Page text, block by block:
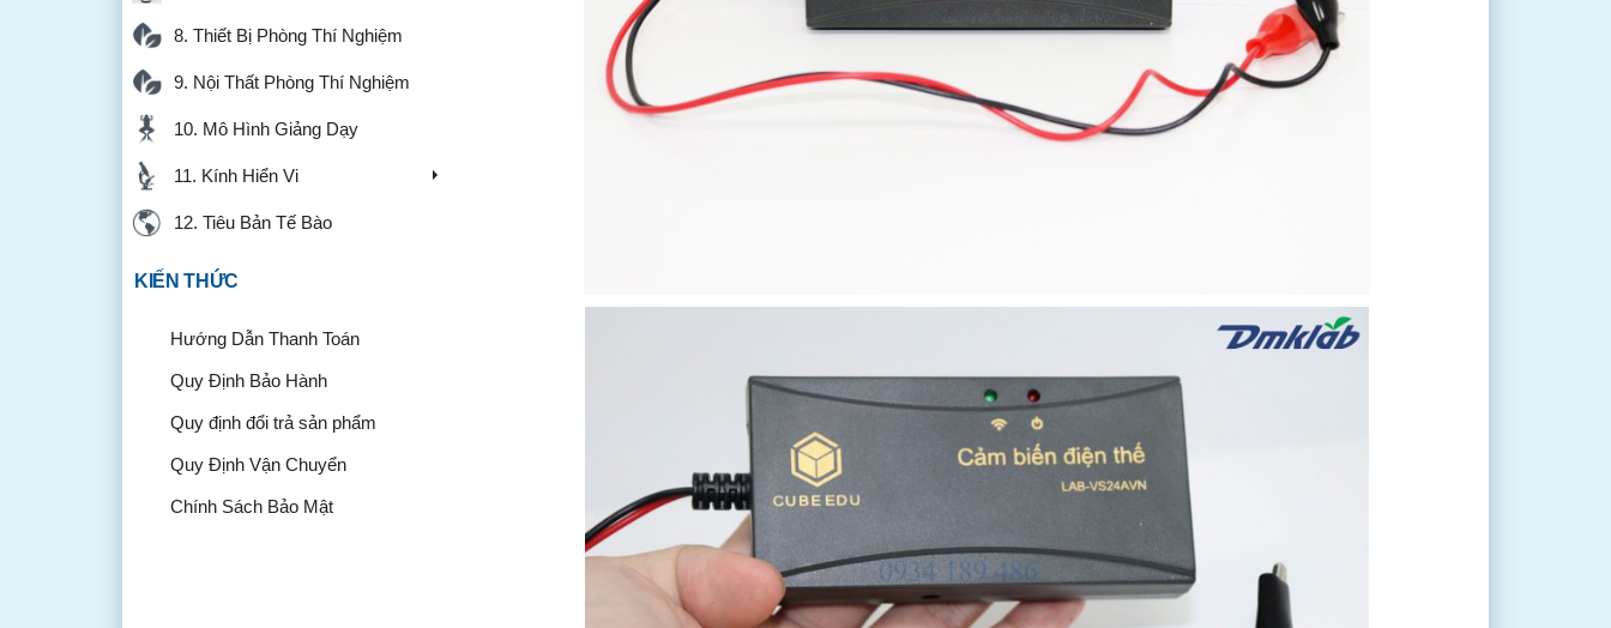
8. Thiết Bị Phòng Thí Nghiệm
9. Nội Thất Phòng Thí Nghiệm
10. Mô Hình Giảng Dạy
11. Kính Hiển Vi
12. Tiêu Bản Tế Bào
KIẾN THỨC
Hướng Dẫn Thanh Toán
Quy Định Bảo Hành
Quy định đổi trả sản phẩm
Quy Định Vận Chuyển
Chính Sách Bảo Mật